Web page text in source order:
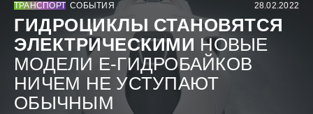
ТРАНСПОРТ СОБЫТИЯ 28.02.2022
ГИДРОЦИКЛЫ СТАНОВЯТСЯ
ЭЛЕКТРИЧЕСКИМИ НОВЫЕ
МОДЕЛИ Е-ГИДРОБАЙКОВ
НИЧЕМ НЕ УСТУПАЮТ
ОБЫЧНЫМ